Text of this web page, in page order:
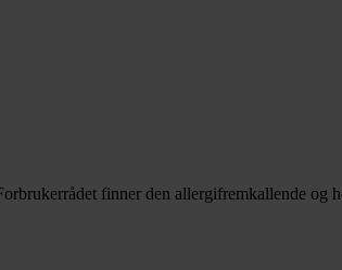
finner den allergifremkallende og